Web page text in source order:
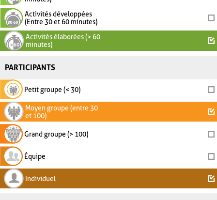
Activités développées
(Entre 30 et 60 minutes)
Activités élaborées (> 60
minutes)
PARTICIPANTS
Petit groupe (< 30)
Moyen groupe (entre 30
et 100)
Grand groupe (> 100)
Équipe
Individuel